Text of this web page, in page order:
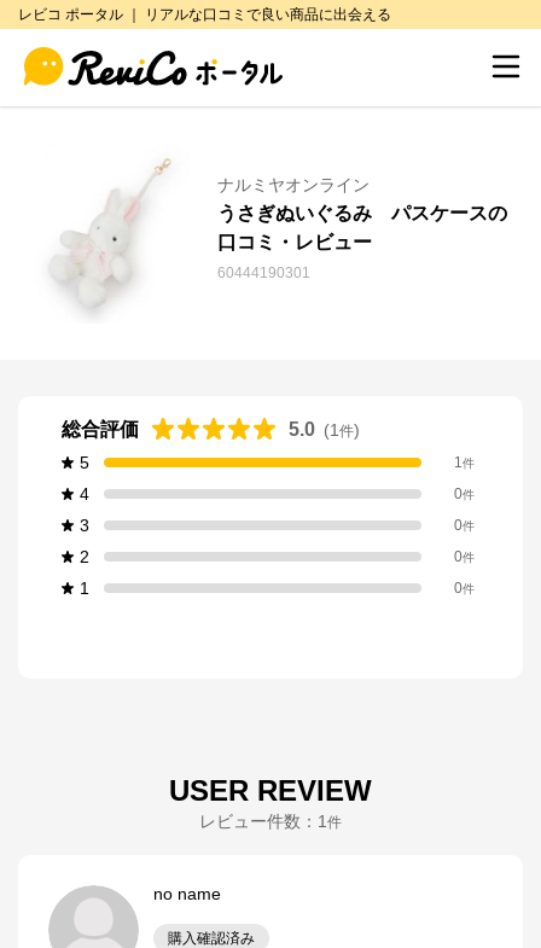
レビコ ポータル ｜ リアルな口コミで良い商品に出会える
ナルミヤオンライン
うさぎぬいぐるみ パスケースの
口コミ・レビュー
60444190301
総合評価 5.0 (1 件)
5
1件
4 0件
3 0件
2 0件
1 0件
USER REVIEW
レビュー件数： 1 件
no name
購入確認済み